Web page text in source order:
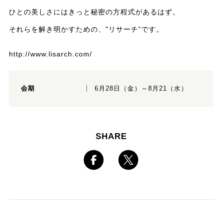
ひとの美しさにはきっと秘密の方程式があるはず。
それらを解き明かすための、"リサーチ”です。
http://www.lisarch.com/
会期 6月28日（金）～8月21（水）
SHARE